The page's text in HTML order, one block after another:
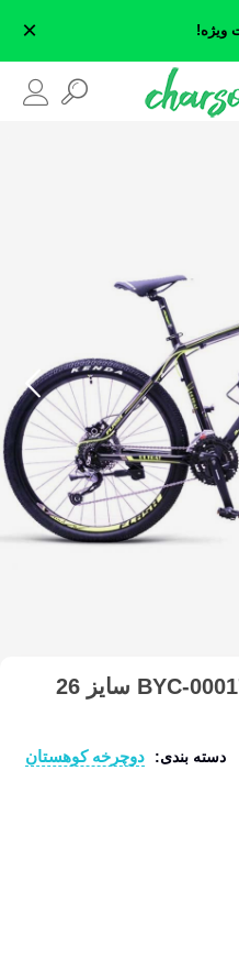
ویژه! ×
دوچرخه فلش Flash کد BYC-00017 سایز 26
دسته بندی: دوچرخه کوهستان